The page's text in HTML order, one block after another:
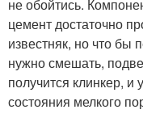
не обойтись.
цемент достаточно
известняк, но что бы
нужно смешать,
получится клинкер,
состояния мелкого